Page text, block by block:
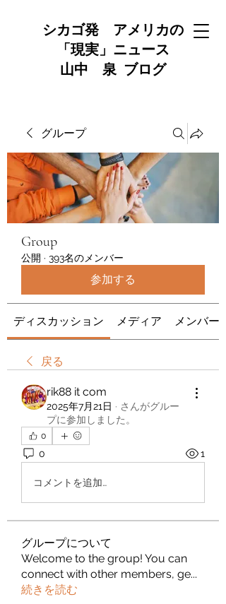
シカゴ発 アメリカの
「現実」ニュース
山中 泉 ブログ
グループ
Group
公開 · 393名のメンバー
参加する
ディスカッション メディア メンバー
戻る
rik88 it com
2025年7月21日 · さんがグルー
プに参加しました。
0
0 1
コメントを追加…
グループについて
Welcome to the group! You can
connect with other members, ge...
続きを読む